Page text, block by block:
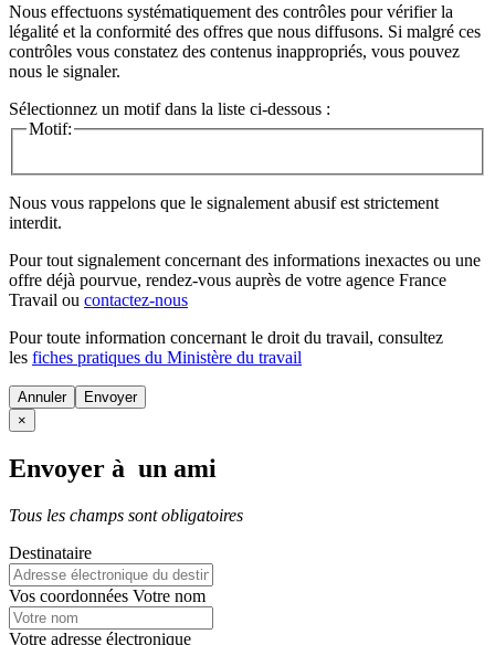
Nous effectuons systématiquement des contrôles pour vérifier la
légalité et la conformité des offres que nous diffusons. Si malgré ces
contrôles vous constatez des contenus inappropriés, vous pouvez
nous le signaler.
Sélectionnez un motif dans la liste ci-dessous :
Motif:
Nous vous rappelons que le signalement abusif est strictement
interdit.
Pour tout signalement concernant des informations inexactes ou une
offre déjà pourvue, rendez-vous auprès de votre agence France
Travail ou contactez-nous
Pour toute information concernant le droit du travail, consultez
les fiches pratiques du Ministère du travail
Annuler
×
Envoyer à un ami
Tous les champs sont obligatoires
Destinataire
Vos coordonnées Votre nom
Votre adresse électronique